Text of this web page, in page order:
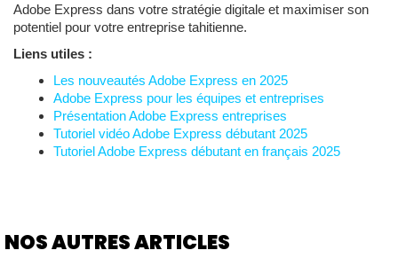
Adobe Express dans votre stratégie digitale et maximiser son
potentiel pour votre entreprise tahitienne.
Liens utiles :
Les nouveautés Adobe Express en 2025
Adobe Express pour les équipes et entreprises
Présentation Adobe Express entreprises
Tutoriel vidéo Adobe Express débutant 2025
Tutoriel Adobe Express débutant en français 2025
NOS AUTRES ARTICLES